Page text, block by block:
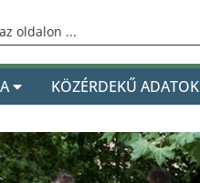
KÖZÉRDEKŰ ADATOK